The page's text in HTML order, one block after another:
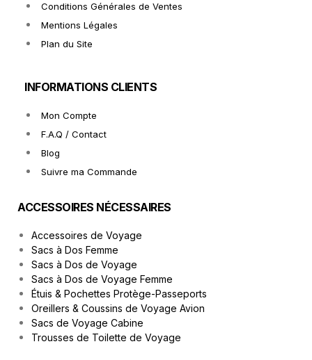
Conditions Générales de Ventes
Mentions Légales
Plan du Site
INFORMATIONS CLIENTS
Mon Compte
F.A.Q / Contact
Blog
Suivre ma Commande
ACCESSOIRES NÉCESSAIRES
Accessoires de Voyage
Sacs à Dos Femme
Sacs à Dos de Voyage
Sacs à Dos de Voyage Femme
Étuis & Pochettes Protège-Passeports
Oreillers & Coussins de Voyage Avion
Sacs de Voyage Cabine
Trousses de Toilette de Voyage